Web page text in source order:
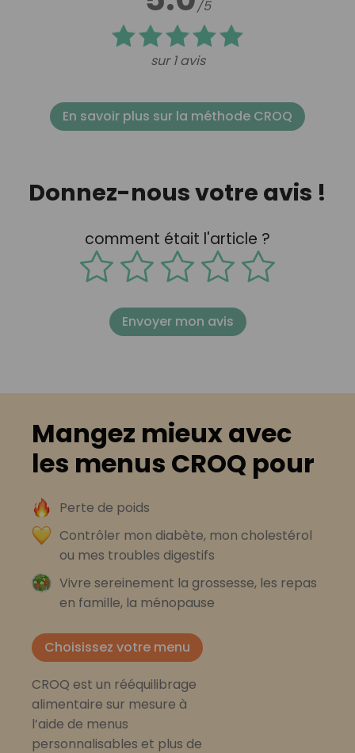
/5
sur 1 avis
En savoir plus sur la méthode CROQ
Donnez-nous votre avis !
comment était l'article ?
Envoyer mon avis
Mangez mieux avec
les menus CROQ pour
Perte de poids
Contrôler mon diabète, mon cholestérol
ou mes troubles digestifs
Vivre sereinement la grossesse, les repas
en famille, la ménopause
Choisissez votre menu
CROQ est un rééquilibrage
alimentaire sur mesure à
l’aide de menus
personnalisables et plus de